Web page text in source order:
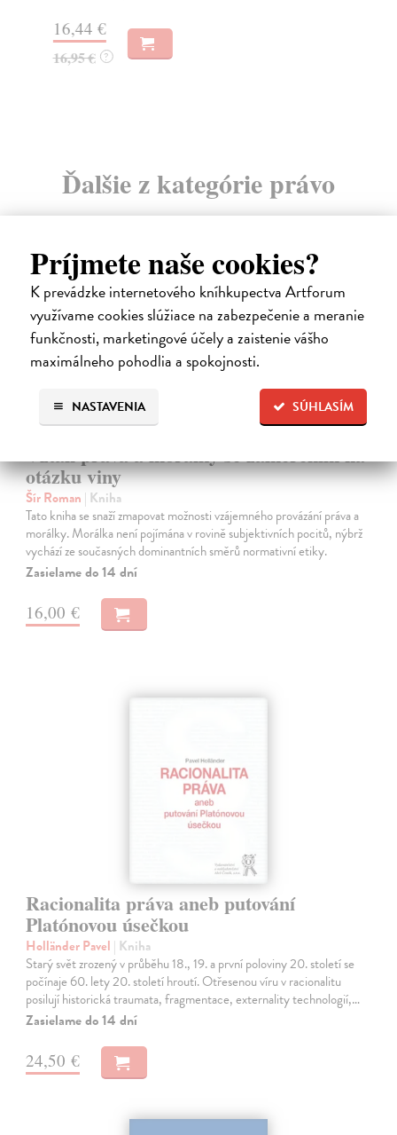
Príjmete naše cookies?
K prevádzke internetového kníhkupectva Artforum
využívame cookies slúžiace na zabezpečenie a meranie
funkčnosti, marketingové účely a zaistenie vášho
maximálneho pohodlia a spokojnosti.
SÚHLASÍM
NASTAVENIA
16,44 €
16,95 € ?
Ďalšie z kategórie právo
Vztah práva a morálky se zaměřením na
otázku viny
Šír Roman | Kniha
Tato kniha se snaží zmapovat možnosti vzájemného provázání práva a
morálky. Morálka není pojímána v rovině subjektivních pocitů, nýbrž
vychází ze současných dominantních směrů normativní etiky.
Zasielame do 14 dní
16,00 €
Racionalita práva aneb putování
Platónovou úsečkou
Holländer Pavel | Kniha
Starý svět zrozený v průběhu 18., 19. a první poloviny 20. století se
počínaje 60. lety 20. století hroutí. Otřesenou víru v racionalitu
posilují historická traumata, fragmentace, externality technologií,…
Zasielame do 14 dní
24,50 €